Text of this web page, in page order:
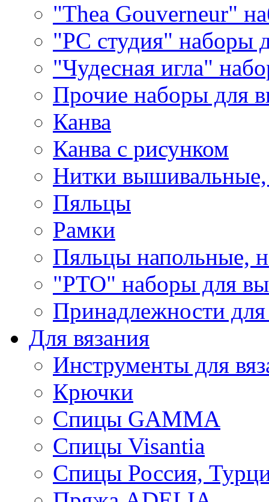
"Thea Gouverneur"
"РС студия" наборы
"Чудесная игла"
Прочие наборы для
Канва
Канва с рисунком
Нитки
Пяльцы
Рамки
Пяльцы напольные,
"РТО" наборы для
Принадлежности
Для вязания
Инструменты для
Крючки
Спицы GAMMA
Спицы Visantia
Спицы Россия,